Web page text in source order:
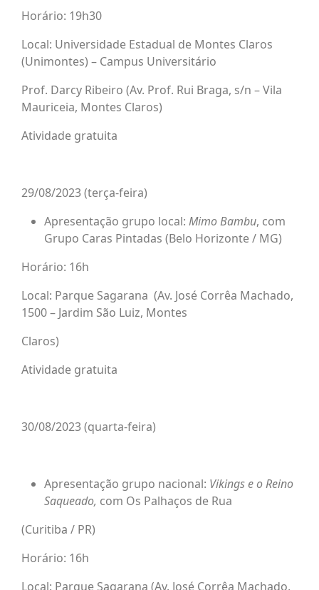
Horário: 19h30
Local: Universidade Estadual de Montes Claros
(Unimontes) – Campus Universitário
Prof. Darcy Ribeiro (Av. Prof. Rui Braga, s/n – Vila
Mauriceia, Montes Claros)
Atividade gratuita
29/08/2023 (terça-feira)
Apresentação grupo local: Mimo Bambu, com
Grupo Caras Pintadas (Belo Horizonte / MG)
Horário: 16h
Local: Parque Sagarana (Av. José Corrêa Machado,
1500 – Jardim São Luiz, Montes
Claros)
Atividade gratuita
30/08/2023 (quarta-feira)
Apresentação grupo nacional: Vikings e o Reino
Saqueado, com Os Palhaços de Rua
(Curitiba / PR)
Horário: 16h
Local: Parque Sagarana (Av. José Corrêa Machado,